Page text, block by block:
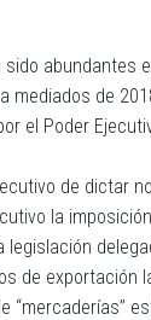
de
el Poder
de dictar
la
de